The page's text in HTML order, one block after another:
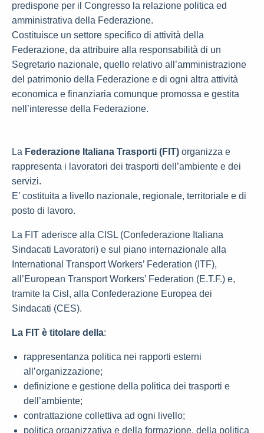
predispone per il Congresso la relazione politica ed
amministrativa della Federazione.
Costituisce un settore specifico di attività della
Federazione, da attribuire alla responsabilità di un
Segretario nazionale, quello relativo all’amministrazione
del patrimonio della Federazione e di ogni altra attività
economica e finanziaria comunque promossa e gestita
nell’interesse della Federazione.
La Federazione Italiana Trasporti (FIT) organizza e
rappresenta i lavoratori dei trasporti dell’ambiente e dei
servizi.
E’ costituita a livello nazionale, regionale, territoriale e di
posto di lavoro.
La FIT aderisce alla CISL (Confederazione Italiana
Sindacati Lavoratori) e sul piano internazionale alla
International Transport Workers’ Federation (ITF),
all’European Transport Workers’ Federation (E.T.F.) e,
tramite la Cisl, alla Confederazione Europea dei
Sindacati (CES).
La FIT è titolare della:
rappresentanza politica nei rapporti esterni
all’organizzazione;
definizione e gestione della politica dei trasporti e
dell’ambiente;
contrattazione collettiva ad ogni livello;
politica organizzativa e della formazione, della politica